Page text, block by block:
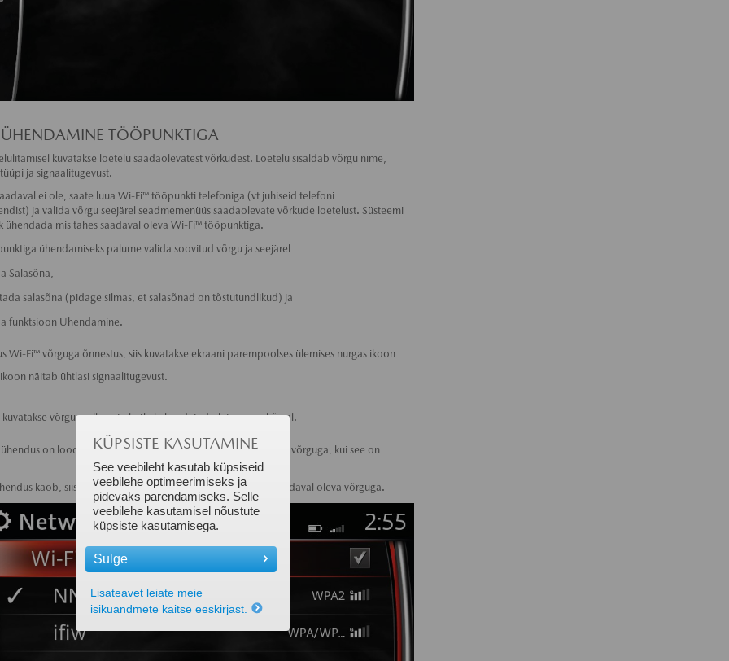
TÖÖPUNKTIGA
kuvatakse loetelu saadaolevatest võrkudest. Loetelu sisaldab võrgu nime,
ja signaalitugevust.
ei ole, saate luua Wi-Fi™ tööpunkti telefoniga (vt juhiseid telefoni
ja valida võrgu seejärel seadmemenüüs saadaolevate võrkude loetelust. Süsteemi
ühendada mis tahes saadaval oleva Wi-Fi™ tööpunktiga.
ühendamiseks palume valida soovitud võrgu ja seejärel
Salasõna,
salasõna (pidage silmas, et salasõnad on tõstutundlikud) ja
funktsioon Ühendamine.
Wi-Fi™ võrguga õnnestus, siis kuvatakse ekraani parempoolses ülemises nurgas ikoon
näitab ühtlasi signaalitugevust.
kuvatakse võrgu, millega te hetkel ühendatud olete, nime kõrval.
on loodud, siis ühendatakse sõiduk automaatselt selle võrguga, kui see on
kaob, siis luuakse automaatselt ühendus mõne teise saadaval oleva võrguga.
KÜPSISTE KASUTAMINE
See veebileht kasutab küpsiseid
veebilehe optimeerimiseks ja
pidevaks parendamiseks. Selle
veebilehe kasutamisel nõustute
küpsiste kasutamisega.
Sulge
Lisateavet leiate meie
isikuandmete kaitse eeskirjast.